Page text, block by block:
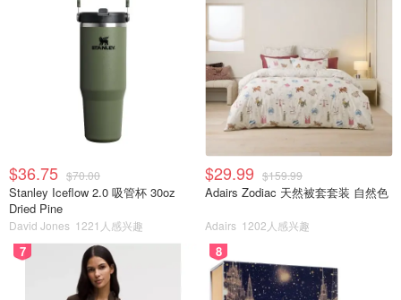
$36.75 $70.00
Stanley Iceflow 2.0 吸管杯 30oz
Dried Pine
David Jones 1221人感兴趣
$29.99 $159.99
Adairs Zodiac 天然被套套装 自然色
Adairs 1202人感兴趣
7 8